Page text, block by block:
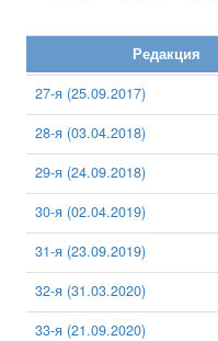
Редакция
27-я (25.09.2017)
28-я (03.04.2018)
29-я (24.09.2018)
30-я (02.04.2019)
31-я (23.09.2019)
32-я (31.03.2020)
33-я (21.09.2020)